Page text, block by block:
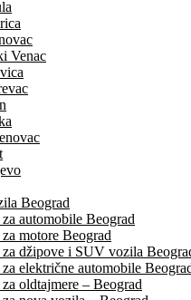
Venac
Beograd
automobile Beograd
motore Beograd
za džipove i SUV vozila
za električne automobile
oldtajmere – Beograd